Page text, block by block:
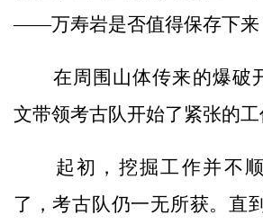
——万寿岩是否值得保存下来
在周围山体传来的爆破
文带领考古队开始了紧张的工
起初，挖掘工作并不顺
了，考古队仍一无所获。直